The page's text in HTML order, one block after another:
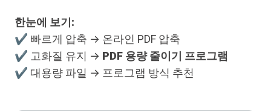
한눈에 보기:
✔ 빠르게 압축 → 온라인 PDF 압축
✔ 고화질 유지 → PDF 용량 줄이기 프로그램
✔ 대용량 파일 → 프로그램 방식 추천